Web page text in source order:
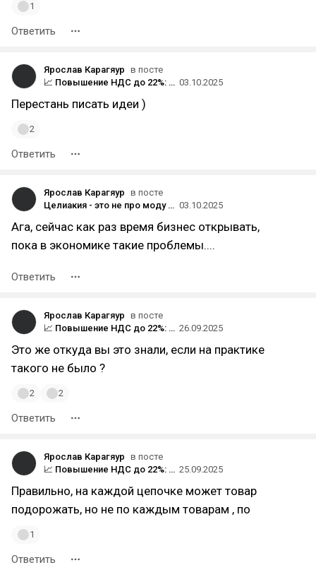
1
Ответить
Ярослав Карагяур в посте
📈 Повышение НДС до 22%: скрытый налог на бедных и удар по экономике 03.10.2025
Перестань писать идеи )
2
Ответить
Ярослав Карагяур в посте
Целиакия - это не про моду на ЗОЖ. Это про бизнес-возможность, которую все игнорируют 03.10.2025
Ага, сейчас как раз время бизнес открывать,
пока в экономике такие проблемы....
Ответить
Ярослав Карагяур в посте
📈 Повышение НДС до 22%: скрытый налог на бедных и удар по экономике 26.09.2025
Это же откуда вы это знали, если на практике
такого не было ?
2 2
Ответить
Ярослав Карагяур в посте
📈 Повышение НДС до 22%: скрытый налог на бедных и удар по экономике 25.09.2025
Правильно, на каждой цепочке может товар
подорожать, но не по каждым товарам , по
1
Ответить